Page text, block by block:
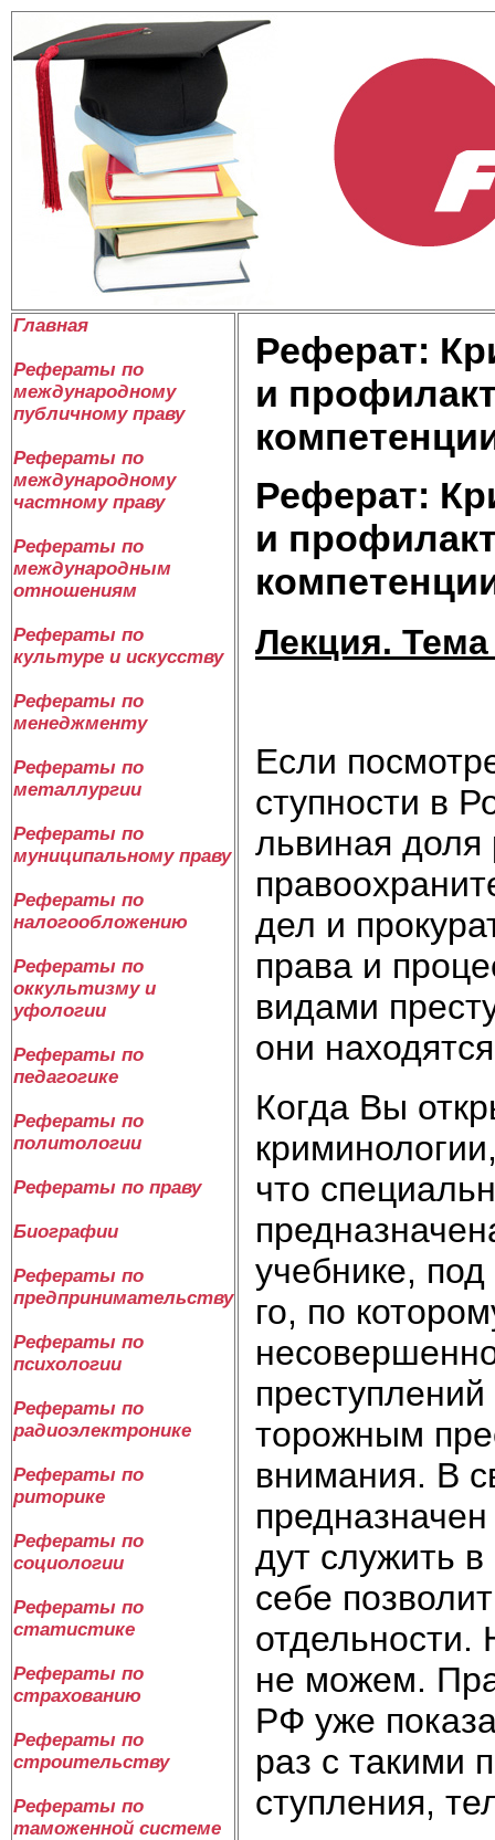
Главная
Рефераты по
международному
публичному праву
Рефераты по
международному
частному праву
Рефераты по
международным
отношениям
Рефераты по
культуре и искусству
Рефераты по
менеджменту
Рефераты по
металлургии
Рефераты по
муниципальному праву
Рефераты по
налогообложению
Рефераты по
оккультизму и
уфологии
Рефераты по
педагогике
Рефераты по
политологии
Рефераты по праву
Биографии
Рефераты по
предпринимательству
Рефераты по
психологии
Рефераты по
радиоэлектронике
Рефераты по
риторике
Рефераты по
социологии
Рефераты по
статистике
Рефераты по
страхованию
Рефераты по
строительству
Рефераты по
таможенной системе
Реферат:
и
Реферат:
и
Лек­ция.
Ес­ли
ступ­но­сти в
льви­ная до­ля
дел и
пра­ва и
ви­да­ми
они
Ко­гда Вы
что
учеб­ни­ке,
го, по
то­рож­ным
вни­ма­ния. В
дут слу­жить
се­бе
не мо­жем.
РФ уже
раз с та­ки­ми
сту­п­ле­ния,